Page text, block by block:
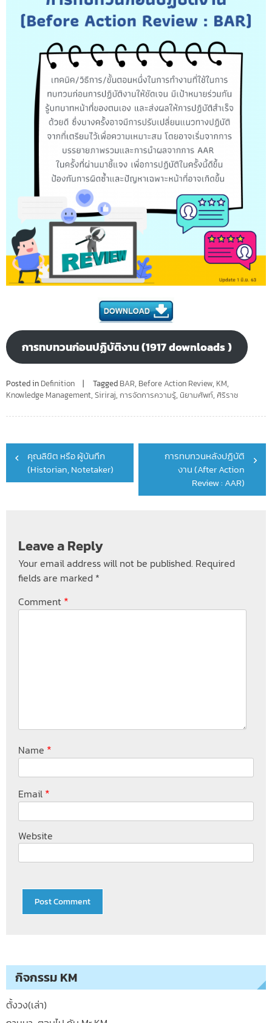
การทบทวนก่อนปฏิบัติงาน (1917 downloads )
Posted in Definition Tagged BAR, Before Action Review, KM,
Knowledge Management, Siriraj, การจัดการความรู้, นิยามศัพท์, ศิริราช
Post
navigation
คุณลิขิต หรือ ผู้บันทึก
(Historian, Notetaker)
การทบทวนหลังปฎิบัติ
งาน (After Action
Review : AAR)
Leave a Reply
Your email address will not be published. Required
fields are marked *
Comment *
Name *
Email *
Website
กิจกรรม KM
ตั้งวง(เล่า)